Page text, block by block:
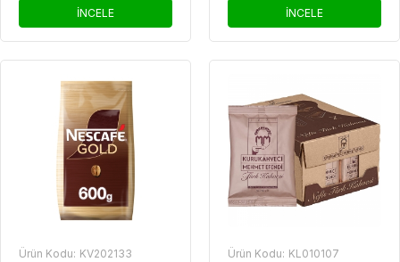
İNCELE İNCELE
Ürün Kodu: KV202133 Ürün Kodu: KL010107